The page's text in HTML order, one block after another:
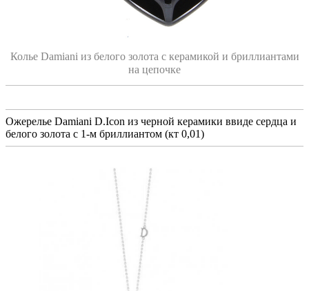
Колье Damiani из белого золота с керамикой и бриллиантами
на цепочке
Ожерелье Damiani D.Icon из черной керамики ввиде сердца и
белого золота с 1-м бриллиантом (кт 0,01)